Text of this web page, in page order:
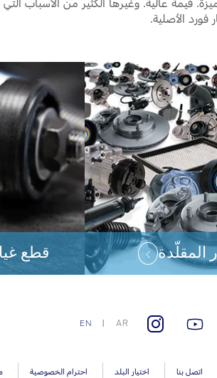
الأصلية.
المقلّدة قطع
AR
EN
اتصل بنا اختيار البلد احترام الخصوصية